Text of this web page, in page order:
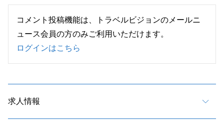
コメント投稿機能は、トラベルビジョンのメールニ
ュース会員の方のみご利用いただけます。
ログインはこちら
求人情報